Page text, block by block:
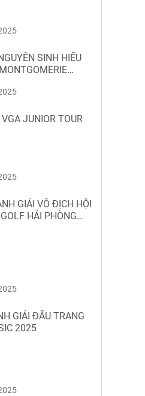
SINH HIẾU
JUNIOR TOUR
GIẢI VÔ ĐỊCH HỘI
HẢI PHÒNG
GIẢI ĐẤU TRANG
2025